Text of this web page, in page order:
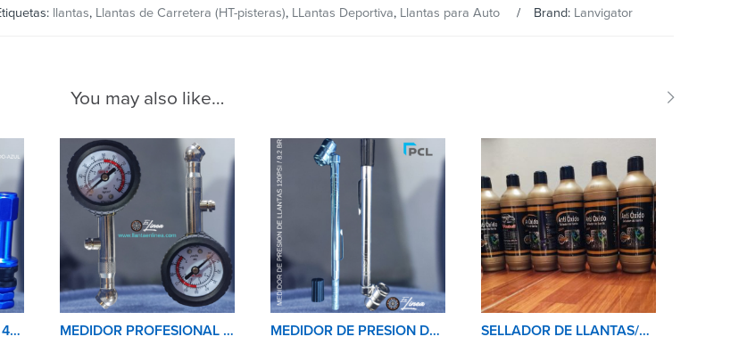
llantas, Llantas de Carretera (HT-pisteras), LLantas Deportiva, Llantas para Auto Brand: Lanvigator
You may also like…
PITON TUBULAR TR413 48mm METAL
MEDIDOR PROFESIONAL RELOJ 0-100PSI PARA NEUMATICOS
MEDIDOR DE PRESION DE NEUMATICOS(LLANTAS) PCL
SELLADOR DE LLANTAS/ANTIPINCHASO 500ML CUBULL